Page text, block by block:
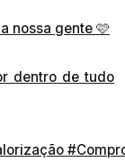
nossa gente 🩷
dentro de tudo